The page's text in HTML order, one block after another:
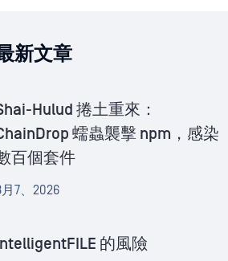
新文章
Hulud 捲土重來：
蠕蟲襲擊 npm，感染
百個套件
月7、2026
的風險